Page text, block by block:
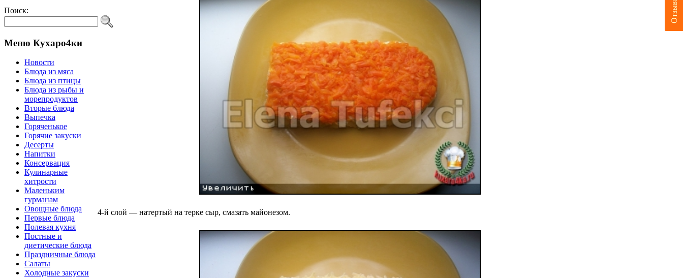
Поиск:
Меню Кухаро4ки
Новости
Блюда из мяса
Блюда из птицы
Блюда из рыбы и
морепродуктов
Вторые блюда
Выпечка
Горяченькое
Горячие закуски
Десерты
Напитки
Консервация
Кулинарные
хитрости
Маленьким
гурманам
Овощные блюда
Первые блюда
Полевая кухня
Постные и
диетические блюда
Праздничные блюда
Салаты
Холодные закуски
4-й слой — натертый на терке сыр, смазать майонезом.
Отзывы